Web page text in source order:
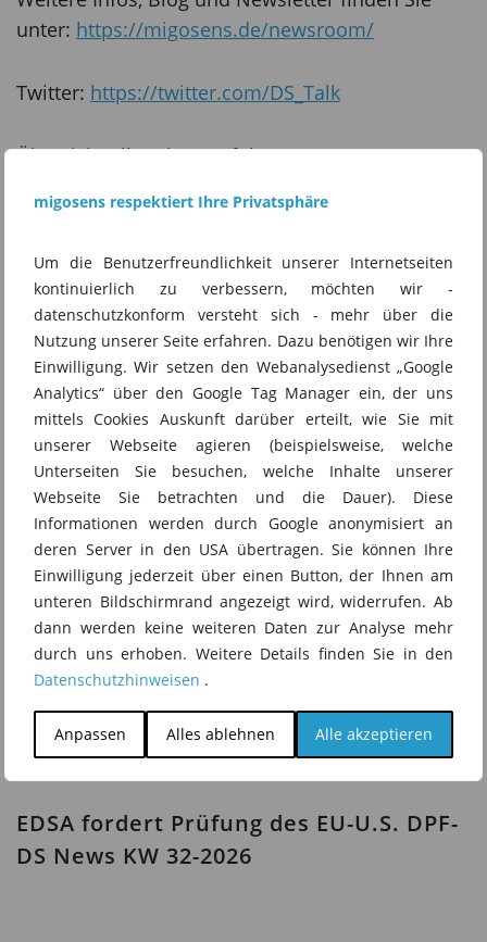
migosens respektiert Ihre Privatsphäre
Um die Benutzerfreundlichkeit unserer Internetseiten
kontinuierlich zu verbessern, möchten wir -
datenschutzkonform versteht sich - mehr über die
Nutzung unserer Seite erfahren. Dazu benötigen wir Ihre
Einwilligung. Wir setzen den Webanalysedienst „Google
Analytics“ über den Google Tag Manager ein, der uns
mittels Cookies Auskunft darüber erteilt, wie Sie mit
unserer Webseite agieren (beispielsweise, welche
Unterseiten Sie besuchen, welche Inhalte unserer
Webseite Sie betrachten und die Dauer). Diese
Informationen werden durch Google anonymisiert an
deren Server in den USA übertragen. Sie können Ihre
Einwilligung jederzeit über einen Button, der Ihnen am
unteren Bildschirmrand angezeigt wird, widerrufen. Ab
dann werden keine weiteren Daten zur Analyse mehr
durch uns erhoben. Weitere Details finden Sie in den
Datenschutzhinweisen .
Anpassen Alles ablehnen Alle akzeptieren
unter: https://migosens.de/newsroom/
Twitter: https://twitter.com/DS_Talk
Übersicht aller Themenfolgen:
themenfolgen/
(als eigener Feed:
https://migosens.de/show/tf/feed/ddt/)
Instagram:
https://www.instagram.com/datenschutztalk_pod
cast/
Folge hier kommentieren:
https://migosens.de/angemessenheitsbeschluss-
fuer-uk-verlaengert-ds-news-kw-27-2025/
Das könnte Sie auch
interessieren
EDSA fordert Prüfung des EU-U.S. DPF-
DS News KW 32-2026